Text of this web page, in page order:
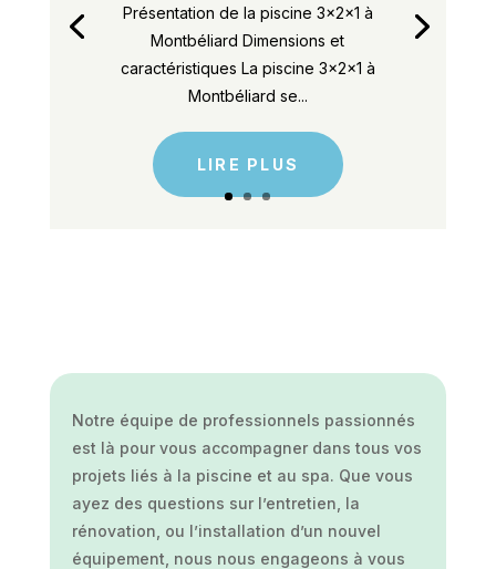
Présentation de la piscine 3x2x1 à
Montbéliard Dimensions et
caractéristiques La piscine 3x2x1 à
Montbéliard se...
LIRE PLUS
Notre équipe de professionnels passionnés
est là pour vous accompagner dans tous vos
projets liés à la piscine et au spa. Que vous
ayez des questions sur l’entretien, la
rénovation, ou l’installation d’un nouvel
équipement, nous nous engageons à vous